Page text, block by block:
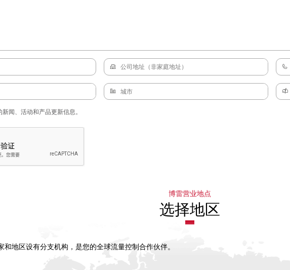
闻、活动和产品更新信息。
博雷营业地点
选择地区
地区设有分支机构，是您的全球流量控制合作伙伴。